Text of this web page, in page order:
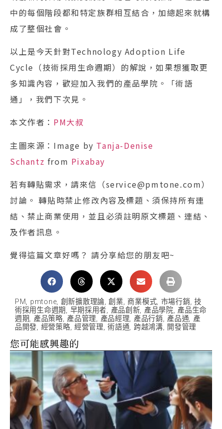
中的每個階段都和特定族群相互結合，加總起來就構
成了整個社會。
以上是今天針對Technology Adoption Life
Cycle（技術採用生命週期）的解說，如果想獲取更
多知識內容，歡迎加入我們的產品學院。「術語
通」，我們下次見。
本文作者： PM大叔
主圖來源：Image by Tanja-Denise
Schantz from Pixabay
若有轉貼需求，請來信（service@pmtone.com）
討論。 轉貼時禁止修改內容及標題、須保持所有連
結、禁止商業使用，並且必須註明原文標題、連結、
及作者訊息。
覺得這篇文章好嗎？ 請分享給您的朋友吧~
PM, pmtone, 創新擴散理論,創業, 商業模式, 市場行銷,技
術採用生命週期, 早期採用者, 產品創新, 產品學院, 產品生命
週期, 產品策略, 產品管理, 產品經理, 產品行銷, 產品通, 產
品開發, 經營策略, 經營管理,術語通, 跨越鴻溝, 開發管理
您可能感興趣的